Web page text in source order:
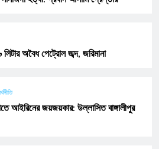
লিটার অবৈধ পেট্রোল জব্দ, জরিমানা
আইরিনের জয়জয়কার: উল্লাসিত বাঙ্গালীপুর